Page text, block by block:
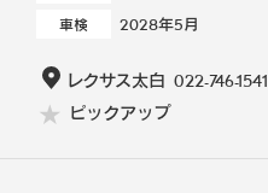
車検 2028年5月
レクサス太白 022-746-1541
ピックアップ